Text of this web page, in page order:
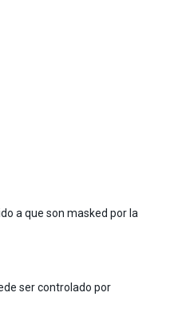
a que son masked por la
ser controlado por